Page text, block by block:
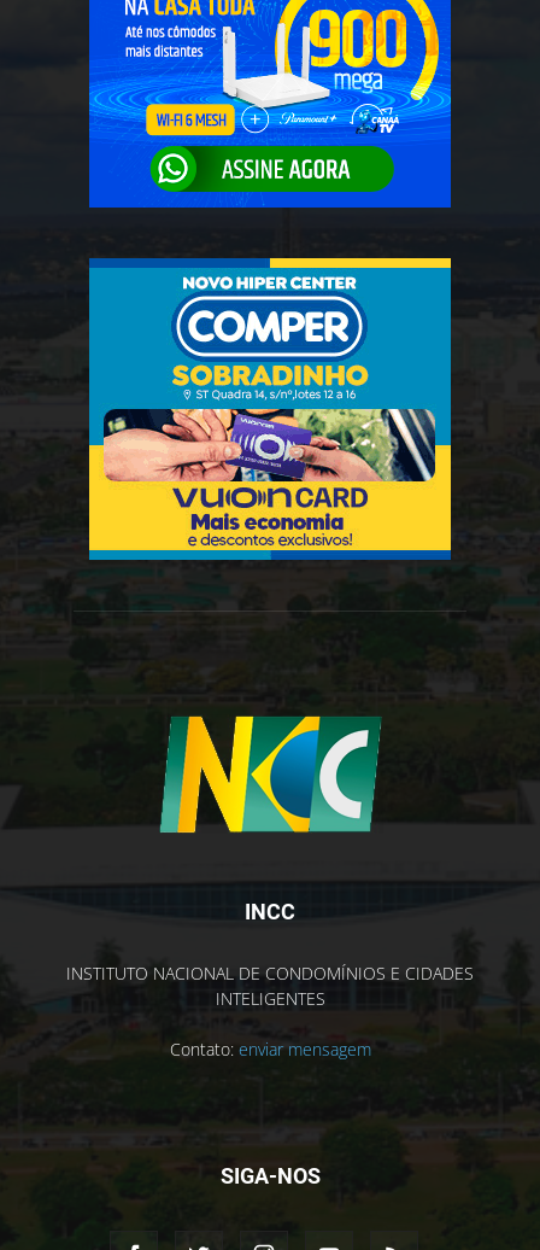
INCC
INSTITUTO NACIONAL DE CONDOMÍNIOS E CIDADES
INTELIGENTES
Contato: enviar mensagem
SIGA-NOS